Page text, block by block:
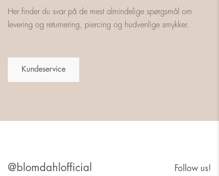
Her finder du svar på de mest almindelige spørgsmål om
levering og returnering, piercing og hudvenlige smykker.
Kundeservice
@blomdahlofficial Follow us!